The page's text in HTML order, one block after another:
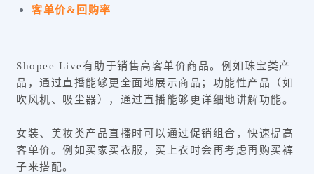
客单价&回购率
Shopee Live有助于销售高客单价商品。例如珠宝类产
品，通过直播能够更全面地展示商品；功能性产品（如
吹风机、吸尘器），通过直播能够更详细地讲解功能。
女装、美妆类产品直播时可以通过促销组合，快速提高
客单价。例如买家买衣服，买上衣时会再考虑再购买裤
子来搭配。